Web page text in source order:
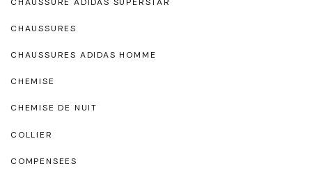
CHAUSSURES
CHAUSSURES ADIDAS HOMME
CHEMISE
CHEMISE DE NUIT
COLLIER
COMPENSEES